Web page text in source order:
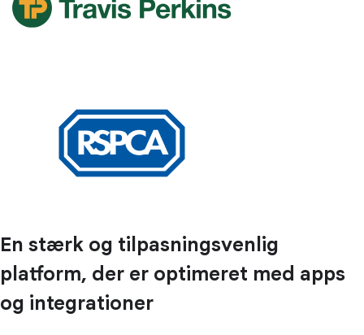
En stærk og tilpasningsvenlig
platform, der er optimeret med apps
og integrationer